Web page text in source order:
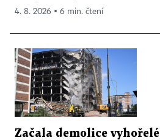
4. 8. 2026 ▪ 6 min. čtení
Začala demolice